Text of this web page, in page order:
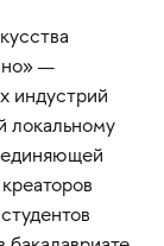
—
индустрий
локальному